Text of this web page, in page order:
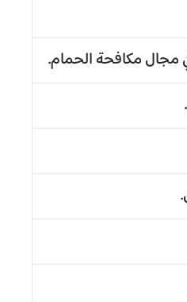
مجال مكافحة الحمام.